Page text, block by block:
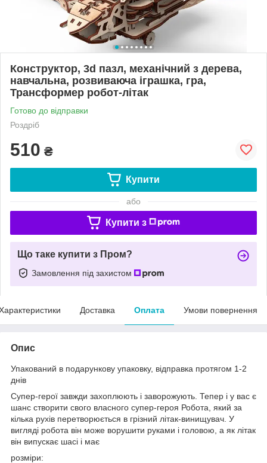
Конструктор, 3d пазл, механічний з дерева,
навчальна, розвиваюча іграшка, гра,
Трансформер робот-літак
Готово до відправки
Роздріб
510 ₴
Купити
або
Купити з
Що таке купити з Пром?
Замовлення під захистом
Доставка Оплата Умови повернення
Опис
Упакований в подарункову упаковку, відправка протягом 1-2
днів
Супер-герої завжди захоплюють і заворожують. Тепер і у вас є
шанс створити свого власного супер-героя Робота, який за
кілька рухів перетворюється в грізний літак-винищувач. У
вигляді робота він може ворушити руками і головою, а як літак
він випускає шасі і має
розміри: